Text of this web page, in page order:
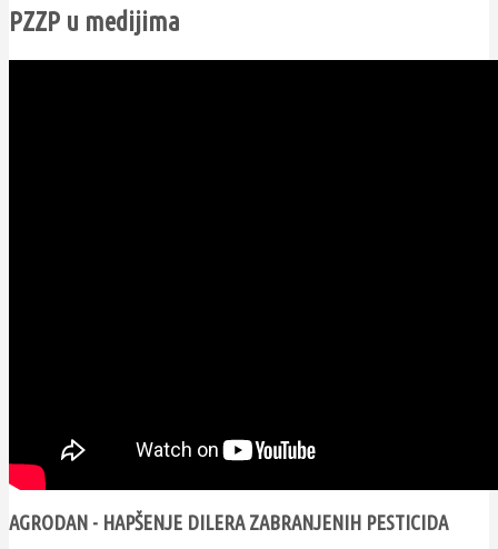
PZZP u medijima
AGRODAN - HAPŠENJE DILERA ZABRANJENIH PESTICIDA